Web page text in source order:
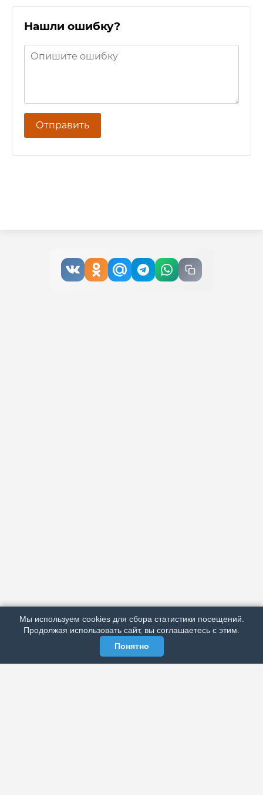
РЕКЛАМА У НАС
МЫ В СОЦСЕТЯХ
Нашли ошибку?
Отправить
Мы используем cookies для сбора статистики посещений.
Продолжая использовать сайт, вы соглашаетесь с этим.
Понятно